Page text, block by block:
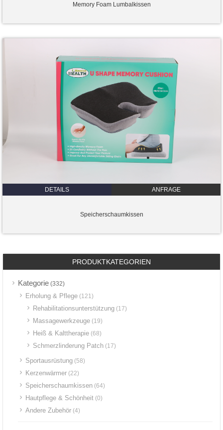
Memory Foam Lumbalkissen
DETAILS ANFRAGE
Speicherschaumkissen
PRODUKTKATEGORIEN
Kategorie (332)
Erholung & Pflege (121)
Rehabilitationsunterstützung (17)
Massagewerkzeuge (19)
Heiß & Kalttherapie (68)
Schmerzlinderung Patch (17)
Sportausrüstung (58)
Kerzenwärmer (22)
Speicherschaumkissen (64)
Hautpflege & Schönheit (0)
Andere Zubehör (4)